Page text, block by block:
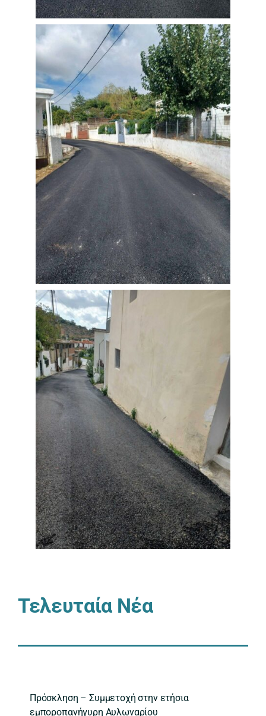
Τελευταία Νέα
Πρόσκληση – Συμμετοχή στην ετήσια
εμποροπανήγυρη Αυλωναρίου